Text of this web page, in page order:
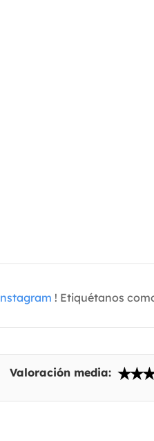
! Etiquétanos
Valoración media: